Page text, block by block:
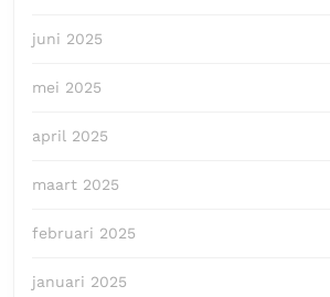
juni 2025
mei 2025
april 2025
maart 2025
februari 2025
januari 2025